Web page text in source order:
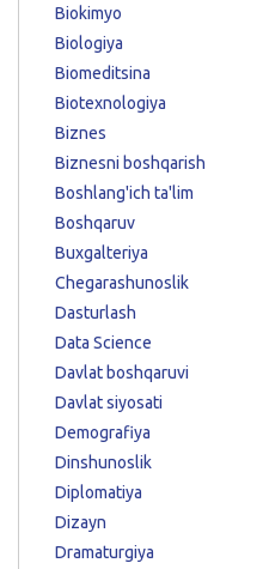
Biokimyo
Biologiya
Biomeditsina
Biotexnologiya
Biznes
Biznesni boshqarish
Boshlang'ich ta'lim
Boshqaruv
Buxgalteriya
Chegarashunoslik
Dasturlash
Data Science
Davlat boshqaruvi
Davlat siyosati
Demografiya
Dinshunoslik
Diplomatiya
Dizayn
Dramaturgiya